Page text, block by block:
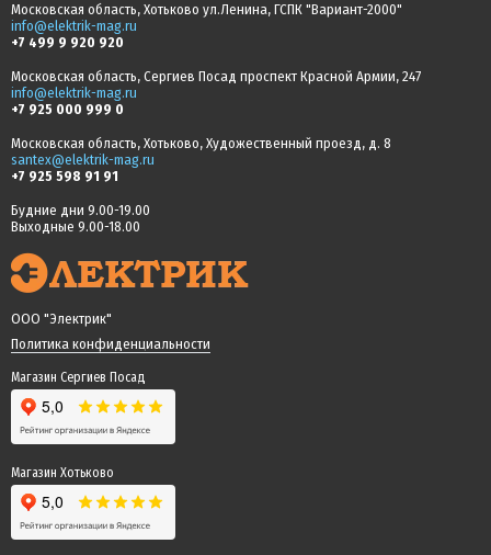
Московская область, Хотьково ул.Ленина, ГСПК "Вариант-2000"
info@elektrik-mag.ru
+7 499 9 920 920
Московская область, Сергиев Посад проспект Красной Армии, 247
info@elektrik-mag.ru
+7 925 000 999 0
Московская область, Хотьково, Художественный проезд, д. 8
santex@elektrik-mag.ru
+7 925 598 91 91
Будние дни 9.00-19.00
Выходные 9.00-18.00
ООО "Электрик"
Политика конфиденциальности
Магазин Сергиев Посад
Магазин Хотьково